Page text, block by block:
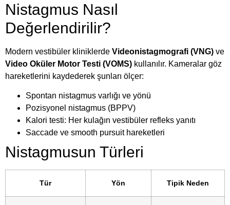
Nistagmus Nasıl
Değerlendirilir?
Modern vestibüler kliniklerde Videonistagmografi (VNG) ve
Video Oküler Motor Testi (VOMS) kullanılır. Kameralar göz
hareketlerini kaydederek şunları ölçer:
Spontan nistagmus varlığı ve yönü
Pozisyonel nistagmus (BPPV)
Kalori testi: Her kulağın vestibüler refleks yanıtı
Saccade ve smooth pursuit hareketleri
Nistagmusun Türleri
Tür Yön Tipik Neden